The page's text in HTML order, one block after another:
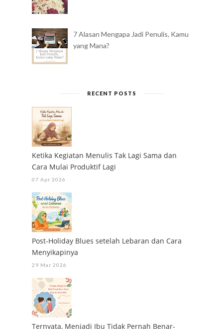
7 Alasan Mengapa Jadi Penulis, Kamu
yang Mana?
RECENT POSTS
Ketika Kegiatan Menulis Tak Lagi Sama dan
Cara Mulai Produktif Lagi
07 Apr 2026
Post-Holiday Blues setelah Lebaran dan Cara
Menyikapinya
29 Mar 2026
Ternyata, Menjadi Ibu Tidak Pernah Benar-